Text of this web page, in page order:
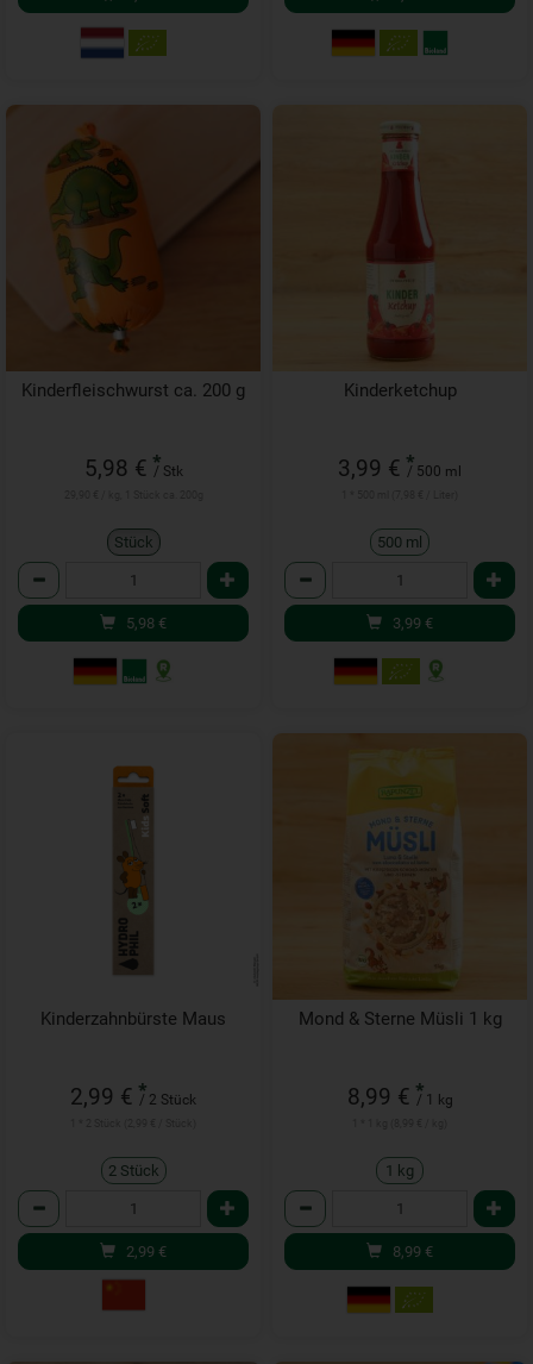
Kinderfleischwurst ca. 200 g
5,98 € *
/ Stk
Stück
Anzahl
5,98 €
Kinderketchup
3,99 € *
/ 500 ml
500 ml
Anzahl
3,99 €
Kinderzahnbürste Maus
2,99 € *
/ 2 Stück
2 Stück
Anzahl
2,99 €
Mond & Sterne Müsli 1 kg
8,99 € *
/ 1 kg
1 kg
Anzahl
8,99 €